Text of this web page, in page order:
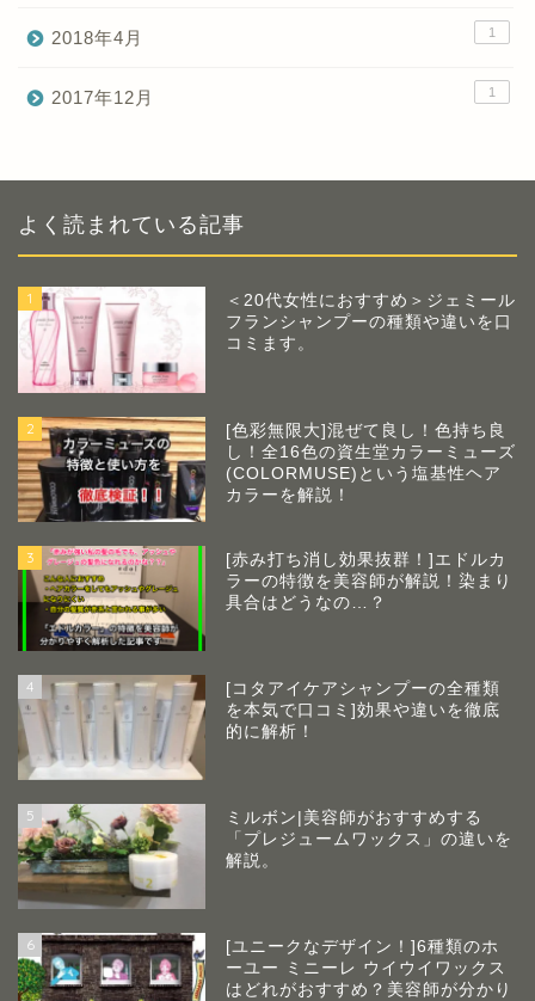
2018年4月 1
2017年12月 1
よく読まれている記事
1
＜20代女性におすすめ＞ジェミール
フランシャンプーの種類や違いを口
コミます。
2
[色彩無限大]混ぜて良し！色持ち良
し！全16色の資生堂カラーミューズ
(COLORMUSE)という塩基性ヘア
カラーを解説！
3
[赤み打ち消し効果抜群！]エドルカ
ラーの特徴を美容師が解説！染まり
具合はどうなの…？
4
[コタアイケアシャンプーの全種類
を本気で口コミ]効果や違いを徹底
的に解析！
5
ミルボン|美容師がおすすめする
「プレジュームワックス」の違いを
解説。
6
[ユニークなデザイン！]6種類のホ
ーユー ミニーレ ウイウイワックス
はどれがおすすめ？美容師が分かり